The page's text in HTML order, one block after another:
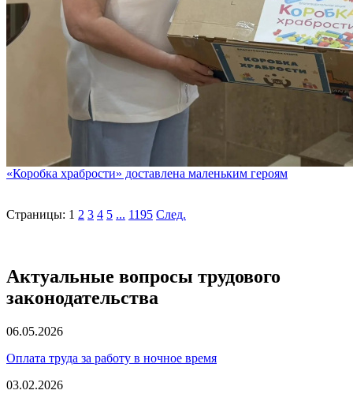
«Коробка храбрости» доставлена маленьким героям
Страницы: 1 2 3 4 5 ... 1195 След.
Актуальные вопросы трудового
законодательства
06.05.2026
Оплата труда за работу в ночное время
03.02.2026